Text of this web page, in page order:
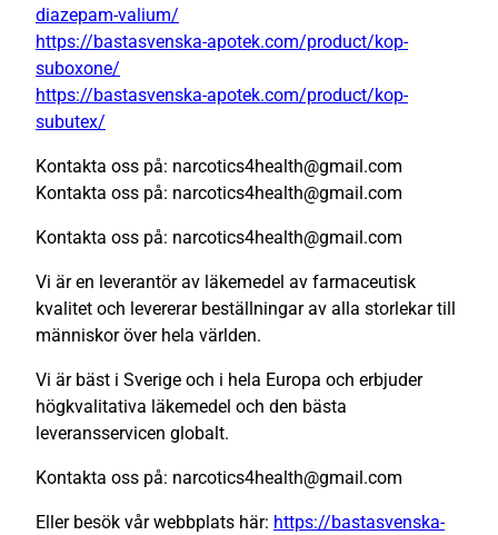
diazepam-valium/
https://bastasvenska-apotek.com/product/kop-
suboxone/
https://bastasvenska-apotek.com/product/kop-
subutex/
Kontakta oss på: narcotics4health@gmail.com
Kontakta oss på: narcotics4health@gmail.com
Kontakta oss på: narcotics4health@gmail.com
Vi är en leverantör av läkemedel av farmaceutisk
kvalitet och levererar beställningar av alla storlekar till
människor över hela världen.
Vi är bäst i Sverige och i hela Europa och erbjuder
högkvalitativa läkemedel och den bästa
leveransservicen globalt.
Kontakta oss på: narcotics4health@gmail.com
Eller besök vår webbplats här: https://bastasvenska-